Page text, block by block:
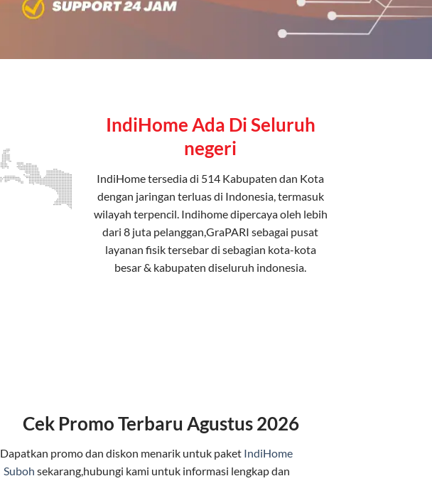
IndiHome Ada Di Seluruh
negeri
IndiHome tersedia di 514 Kabupaten dan Kota
dengan jaringan terluas di Indonesia, termasuk
wilayah terpencil. Indihome dipercaya oleh lebih
dari 8 juta pelanggan,GraPARI sebagai pusat
layanan fisik tersebar di sebagian kota-kota
besar & kabupaten diseluruh indonesia.
Cek Promo Terbaru Agustus 2026
Dapatkan promo dan diskon menarik untuk paket IndiHome
Suboh sekarang,hubungi kami untuk informasi lengkap dan